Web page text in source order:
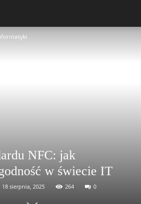
NFC: jak
w świecie IT
18 sierpnia, 2025 264 0